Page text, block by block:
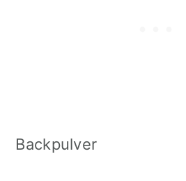
Backpulver